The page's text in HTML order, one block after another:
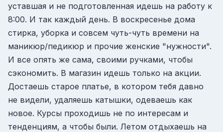
уставшая и не подготовленная идешь на работу к
8:00. И так каждый день. В воскресенье дома
стирка, уборка и совсем чуть-чуть времени на
маникюр/педикюр и прочие женские "нужности".
И все опять же сама, своими ручками, чтобы
сэкономить. В магазин идешь только на акции.
Достаешь старое платье, в котором тебя давно
не видели, удаляешь катышки, одеваешь как
новое. Курсы проходишь не по интересам и
тенденциям, а чтобы были. Летом отдыхаешь на